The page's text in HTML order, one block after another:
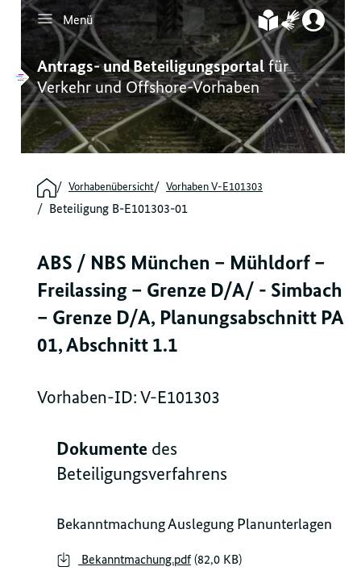
Inhalt
Hauptmenü
Servicenavigation
Footernavigation
Menü
Antrags- und Beteiligungsportal für
Verkehr und Offshore-Vorhaben
Vorhabenübersicht Vorhaben V-E101303
Beteiligung B-E101303-01
ABS / NBS München – Mühldorf –
Freilassing – Grenze D/A/ - Simbach
– Grenze D/A, Planungsabschnitt PA
01, Abschnitt 1.1
Vorhaben-ID: V-E101303
Dokumente des
Beteiligungsverfahrens
Bekanntmachung Auslegung Planunterlagen
Bekanntmachung.pdf (82,0 KB)